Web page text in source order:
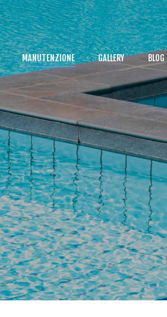
MANUTENZIONE GALLERY BLOG